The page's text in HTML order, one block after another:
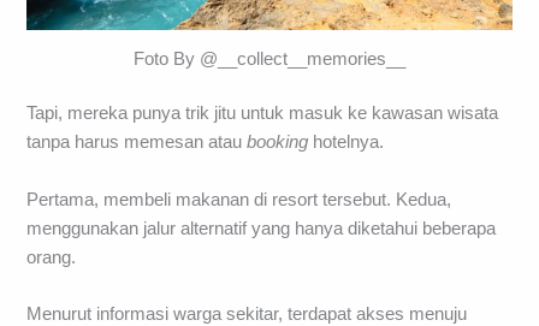
Foto By @__collect__memories__
Tapi, mereka punya trik jitu untuk masuk ke kawasan wisata
tanpa harus memesan ataubooking hotelnya.
Pertama, membeli makanan di resort tersebut. Kedua,
menggunakan jalur alternatif yang hanya diketahui beberapa
orang.
Menurut informasi warga sekitar, terdapat akses menuju